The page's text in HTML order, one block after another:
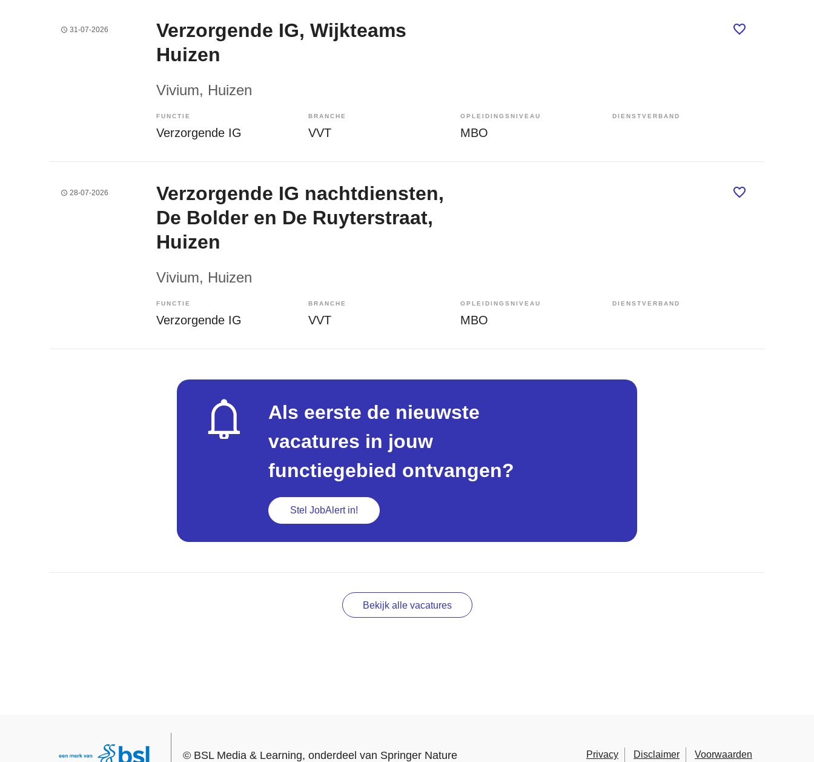
31-07-2026
Verzorgende IG, Wijkteams
Huizen
Vivium, Huizen
FUNCTIE
Verzorgende IG
BRANCHE
VVT
OPLEIDINGSNIVEAU
MBO
DIENSTVERBAND
28-07-2026
Verzorgende IG nachtdiensten,
De Bolder en De Ruyterstraat,
Huizen
Vivium, Huizen
FUNCTIE
Verzorgende IG
BRANCHE
VVT
OPLEIDINGSNIVEAU
MBO
DIENSTVERBAND
Als eerste de nieuwste
vacatures in jouw
functiegebied ontvangen?
Stel JobAlert in!
Bekijk alle vacatures
Privacy Disclaimer Voorwaarden
© BSL Media & Learning, onderdeel van Springer Nature